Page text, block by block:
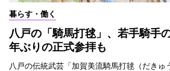
暮らす・働く
八戸の「騎馬打毬」、若手騎
年ぶりの正式参拝も
八戸の伝統武芸「加賀美流騎馬打毬（だきゅ